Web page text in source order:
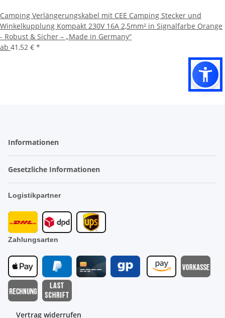
Camping Verlängerungskabel mit CEE Camping Stecker und
Winkelkupplung Kompakt 230V 16A 2,5mm² in Signalfarbe Orange
- Robust & Sicher – „Made in Germany“
ab 41,52 € *
Informationen
Gesetzliche Informationen
Logistikpartner
Zahlungsarten
Vertrag widerrufen